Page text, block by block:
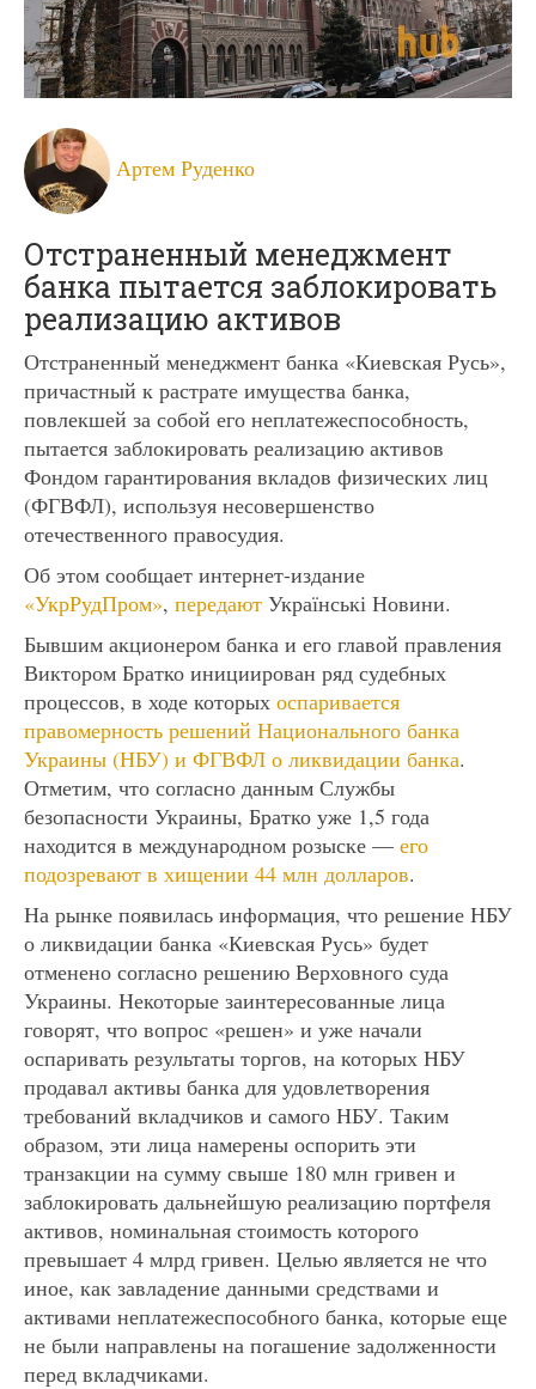
Артем Руденко
Отстраненный менеджмент
банка пытается заблокировать
реализацию активов
Отстраненный менеджмент банка «Киевская Русь»,
причастный к растрате имущества банка,
повлекшей за собой его неплатежеспособность,
пытается заблокировать реализацию активов
Фондом гарантирования вкладов физических лиц
(ФГВФЛ), используя несовершенство
отечественного правосудия.
Об этом сообщает интернет-издание
«УкрРудПром», передают Українські Новини.
Бывшим акционером банка и его главой правления
Виктором Братко инициирован ряд судебных
процессов, в ходе которых оспаривается
правомерность решений Национального банка
Украины (НБУ) и ФГВФЛ о ликвидации банка.
Отметим, что согласно данным Службы
безопасности Украины, Братко уже 1,5 года
находится в международном розыске — его
подозревают в хищении 44 млн долларов.
На рынке появилась информация, что решение НБУ
о ликвидации банка «Киевская Русь» будет
отменено согласно решению Верховного суда
Украины. Некоторые заинтересованные лица
говорят, что вопрос «решен» и уже начали
оспаривать результаты торгов, на которых НБУ
продавал активы банка для удовлетворения
требований вкладчиков и самого НБУ. Таким
образом, эти лица намерены оспорить эти
транзакции на сумму свыше 180 млн гривен и
заблокировать дальнейшую реализацию портфеля
активов, номинальная стоимость которого
превышает 4 млрд гривен. Целью является не что
иное, как завладение данными средствами и
активами неплатежеспособного банка, которые еще
не были направлены на погашение задолженности
перед вкладчиками.